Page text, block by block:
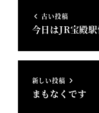
古い投稿
今日はJR宝殿
新しい投稿
まもなくです